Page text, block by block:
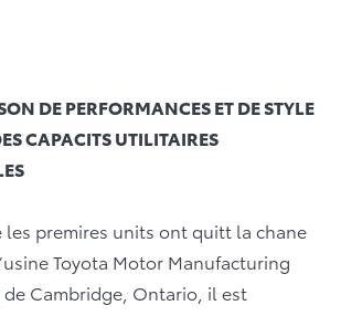
DE PERFORMANCES ET DE STYLE
CAPACITS UTILITAIRES
les premires units ont quitt la chane
Toyota Motor Manufacturing
de Cambridge, Ontario, il est